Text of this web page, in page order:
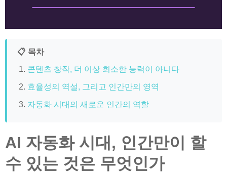
📋 목차
콘텐츠 창작, 더 이상 희소한 능력이 아니다
효율성의 역설, 그리고 인간만의 영역
자동화 시대의 새로운 인간의 역할
AI 자동화 시대, 인간만이 할
수 있는 것은 무엇인가